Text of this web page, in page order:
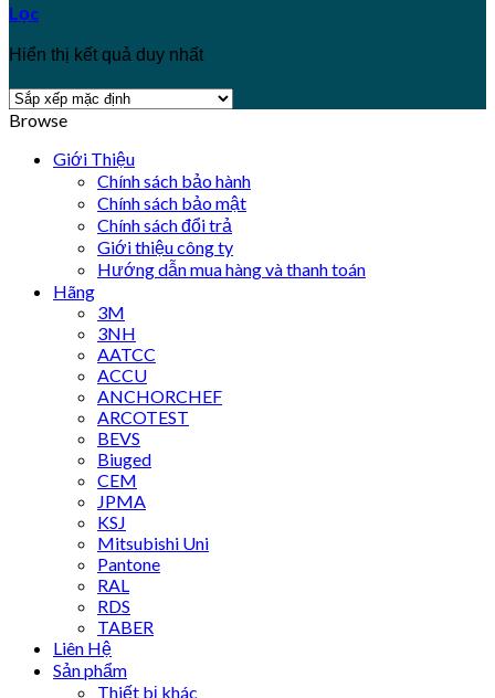
Lọc
Hiển thị kết quả duy nhất
Browse
Giới Thiệu
Chính sách bảo hành
Chính sách bảo mật
Chính sách đổi trả
Giới thiệu công ty
Hướng dẫn mua hàng và thanh toán
Hãng
3M
3NH
AATCC
ACCU
ANCHORCHEF
ARCOTEST
BEVS
Biuged
CEM
JPMA
KSJ
Mitsubishi Uni
Pantone
RAL
RDS
TABER
Liên Hệ
Sản phẩm
Thiết bị khác